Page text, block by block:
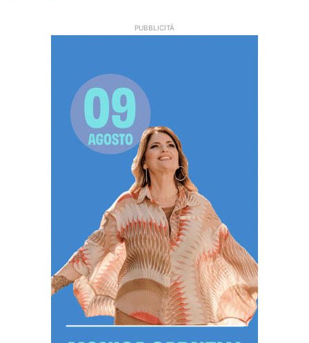
PUBBLICITÀ